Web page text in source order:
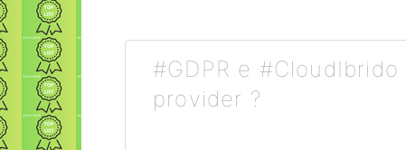
#GDPR e
provider ?